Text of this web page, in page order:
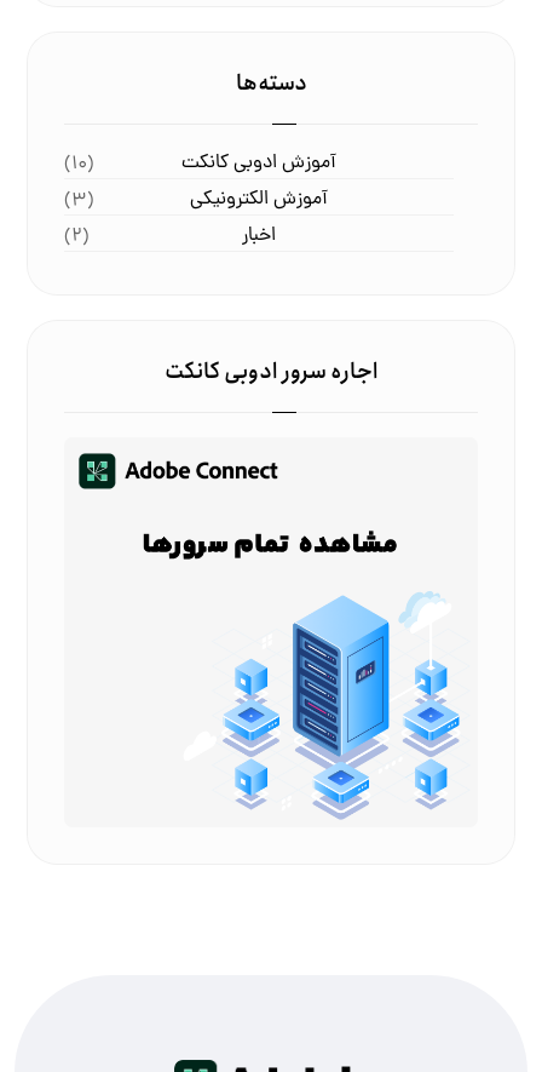
دسته‌ها
آموزش ادوبی کانکت
(۱۰)
آموزش الکترونیکی
(۳)
اخبار
(۲)
اجاره سرور ادوبی کانکت